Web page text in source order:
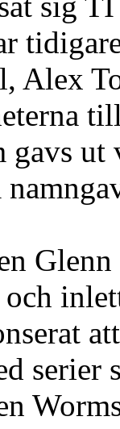
Alex
gavs ut
och
serier